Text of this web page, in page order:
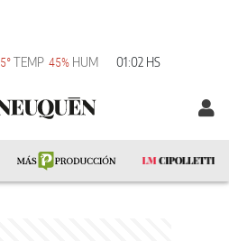
5° TEMP 45% HUM 01:02 HS